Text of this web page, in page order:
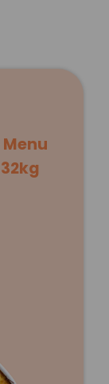
Menu
32kg